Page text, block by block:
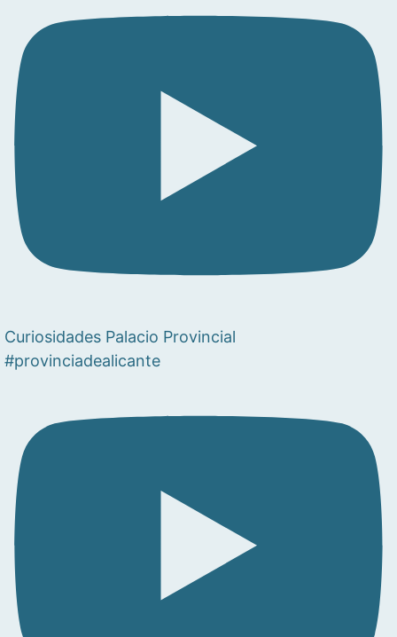
Curiosidades Palacio Provincial
#provinciadealicante